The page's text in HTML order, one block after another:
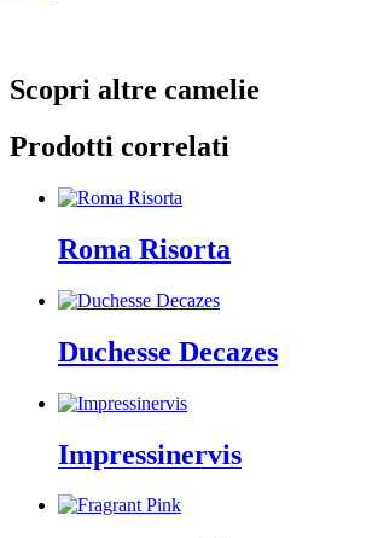
Scopri altre camelie
Prodotti correlati
Roma Risorta
Duchesse Decazes
Impressinervis